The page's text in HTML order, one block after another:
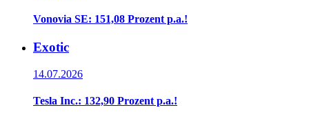
Vonovia SE: 151,08 Prozent p.a.!
Exotic
14.07.2026
Tesla Inc.: 132,90 Prozent p.a.!